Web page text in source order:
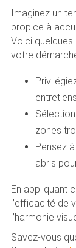
Imaginez un
propice à
Voici
votre
zones
Pensez
abris
En appliquant
l’efficacité de
l’harmonie
Savez-vous